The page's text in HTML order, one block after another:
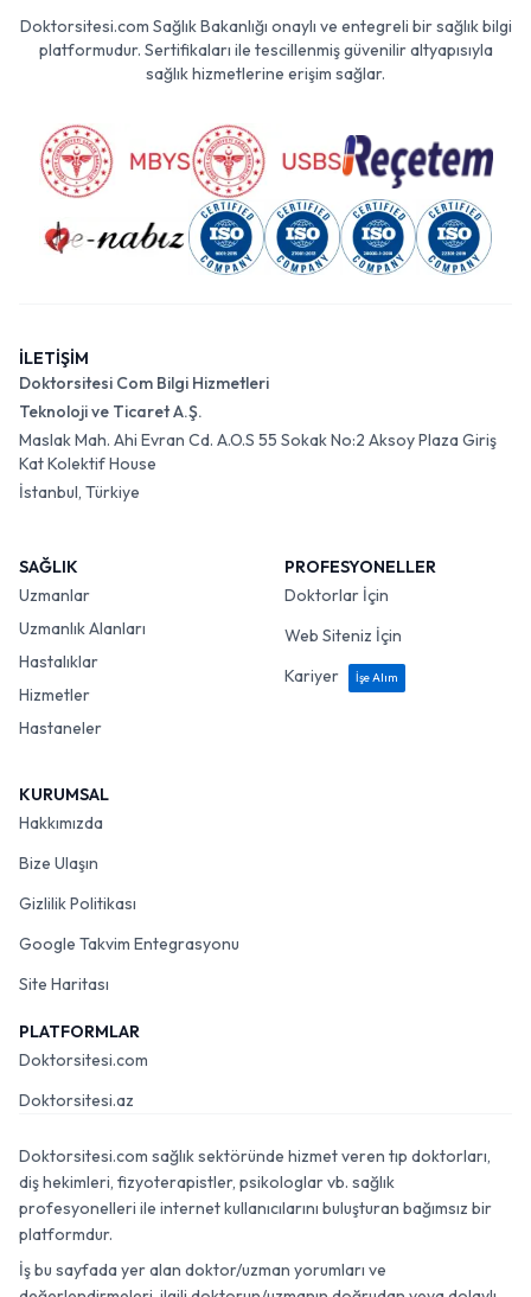
Doktorsitesi.com Sağlık Bakanlığı onaylı ve entegreli bir sağlık bilgi
platformudur. Sertifikaları ile tescillenmiş güvenilir altyapısıyla
sağlık hizmetlerine erişim sağlar.
İLETİŞİM
Doktorsitesi Com Bilgi Hizmetleri
Teknoloji ve Ticaret A.Ş.
Maslak Mah. Ahi Evran Cd. A.O.S 55 Sokak No:2 Aksoy Plaza Giriş
Kat Kolektif House
İstanbul, Türkiye
SAĞLIK
Uzmanlar
Uzmanlık Alanları
Hastalıklar
Hizmetler
Hastaneler
PROFESYONELLER
Doktorlar İçin
Web Siteniz İçin
Kariyer
İşe Alım
KURUMSAL
Hakkımızda
Bize Ulaşın
Gizlilik Politikası
Google Takvim Entegrasyonu
Site Haritası
PLATFORMLAR
Doktorsitesi.com
Doktorsitesi.az
Doktorsitesi.com sağlık sektöründe hizmet veren tıp doktorları,
diş hekimleri, fizyoterapistler, psikologlar vb. sağlık
profesyonelleri ile internet kullanıcılarını buluşturan bağımsız bir
platformdur.
İş bu sayfada yer alan doktor/uzman yorumları ve